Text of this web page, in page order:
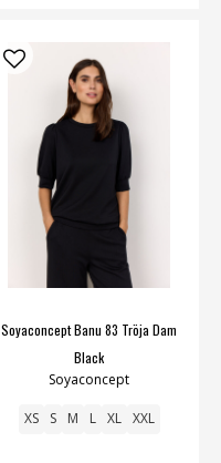
Soyaconcept Banu 83 Tröja Dam
Black
Soyaconcept
XS S M L XL XXL